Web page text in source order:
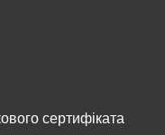
сертифіката